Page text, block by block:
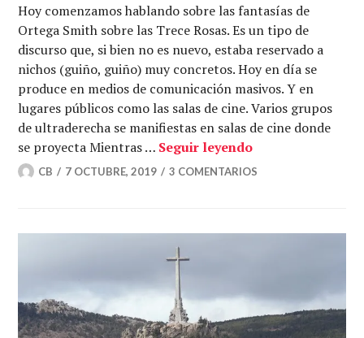
Hoy comenzamos hablando sobre las fantasías de
Ortega Smith sobre las Trece Rosas. Es un tipo de
discurso que, si bien no es nuevo, estaba reservado a
nichos (guiño, guiño) muy concretos. Hoy en día se
produce en medios de comunicación masivos. Y en
lugares públicos como las salas de cine. Varios grupos
de ultraderecha se manifiestas en salas de cine donde
se proyecta Mientras … Seguir leyendoCuando la
CB 7 OCTUBRE, 2019 3 COMENTARIOS